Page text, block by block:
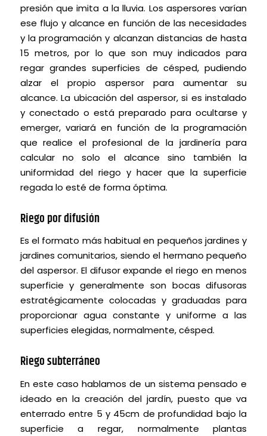
presión que imita a la lluvia. Los aspersores varían
ese flujo y alcance en función de las necesidades
y la programación y alcanzan distancias de hasta
15 metros, por lo que son muy indicados para
regar grandes superficies de césped, pudiendo
alzar el propio aspersor para aumentar su
alcance. La ubicación del aspersor, si es instalado
y conectado o está preparado para ocultarse y
emerger, variará en función de la programación
que realice el profesional de la jardinería para
calcular no solo el alcance sino también la
uniformidad del riego y hacer que la superficie
regada lo esté de forma óptima.
Riego por difusión
Es el formato más habitual en pequeños jardines y
jardines comunitarios, siendo el hermano pequeño
del aspersor. El difusor expande el riego en menos
superficie y generalmente son bocas difusoras
estratégicamente colocadas y graduadas para
proporcionar agua constante y uniforme a las
superficies elegidas, normalmente, césped.
Riego subterráneo
En este caso hablamos de un sistema pensado e
ideado en la creación del jardín, puesto que va
enterrado entre 5 y 45cm de profundidad bajo la
superficie a regar, normalmente plantas